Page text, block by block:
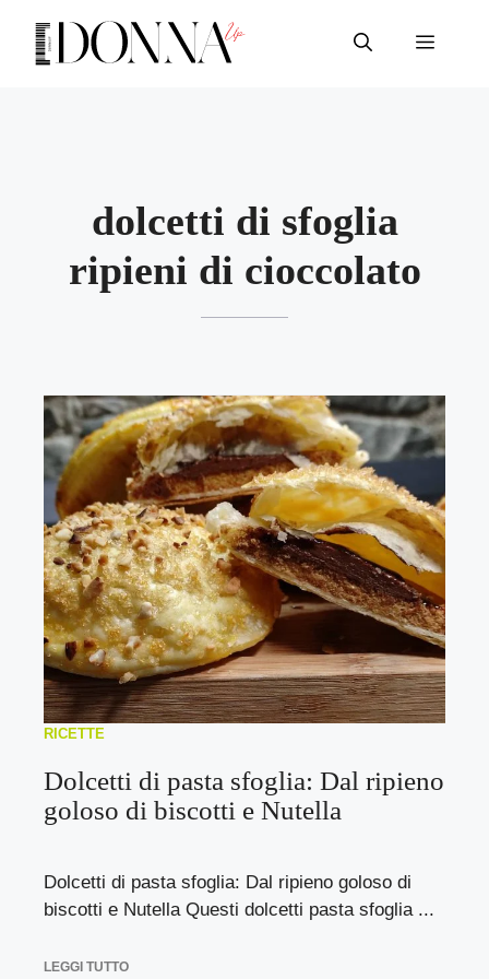
contenuto
Menu
dolcetti di sfoglia
ripieni di cioccolato
RICETTE
Dolcetti di pasta sfoglia: Dal ripieno
goloso di biscotti e Nutella
Dolcetti di pasta sfoglia: Dal ripieno goloso di
biscotti e Nutella Questi dolcetti pasta sfoglia ...
LEGGI TUTTO